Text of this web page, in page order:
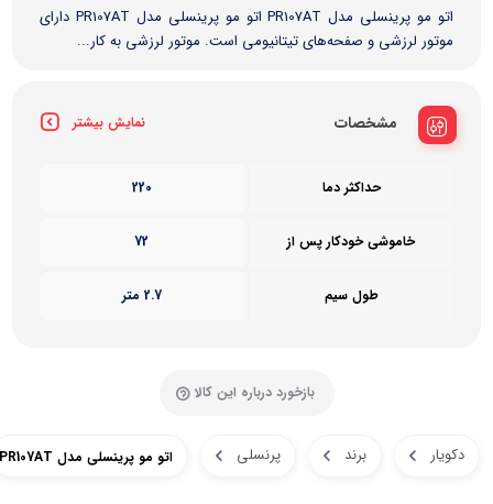
اتو مو پرینسلی مدل PR107AT اتو مو پرینسلی مدل PR107AT دارای
موتور لرزشی و صفحه‌های تیتانیومی است. موتور لرزشی به کار...
مشخصات نمایش بیشتر
حداکثر دما 220
خاموشی خودکار پس از 72
طول سیم 2.7 متر
بازخورد درباره این کالا
دکویار برند پرنسلی اتو مو پرینسلی مدل PR107AT